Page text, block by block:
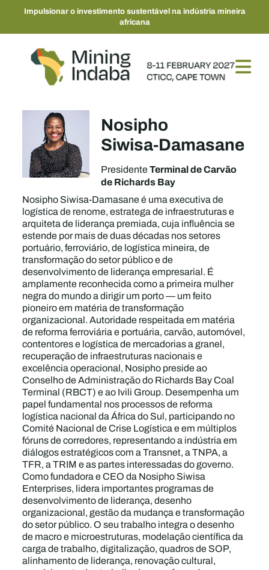
Impulsionar o investimento sustentável na indústria mineira
africana
Nosipho
Siwisa‑Damasane
PresidenteTerminal de Carvão
de Richards Bay
Nosipho Siwisa-Damasane é uma executiva de
logística de renome, estratega de infraestruturas e
arquiteta de liderança premiada, cuja influência se
estende por mais de duas décadas nos setores
portuário, ferroviário, de logística mineira, de
transformação do setor público e de
desenvolvimento de liderança empresarial. É
amplamente reconhecida como a primeira mulher
negra do mundo a dirigir um porto — um feito
pioneiro em matéria de transformação
organizacional. Autoridade respeitada em matéria
de reforma ferroviária e portuária, carvão, automóvel,
contentores e logística de mercadorias a granel,
recuperação de infraestruturas nacionais e
excelência operacional, Nosipho preside ao
Conselho de Administração do Richards Bay Coal
Terminal (RBCT) e ao Ivili Group. Desempenha um
papel fundamental nos processos de reforma
logística nacional da África do Sul, participando no
Comité Nacional de Crise Logística e em múltiplos
fóruns de corredores, representando a indústria em
diálogos estratégicos com a Transnet, a TNPA, a
TFR, a TRIM e as partes interessadas do governo.
Como fundadora e CEO da Nosipho Siwisa
Enterprises, lidera importantes programas de
desenvolvimento de liderança, desenho
organizacional, gestão da mudança e transformação
do setor público. O seu trabalho integra o desenho
de macro e microestruturas, modelação científica da
carga de trabalho, digitalização, quadros de SOP,
alinhamento de liderança, renovação cultural,